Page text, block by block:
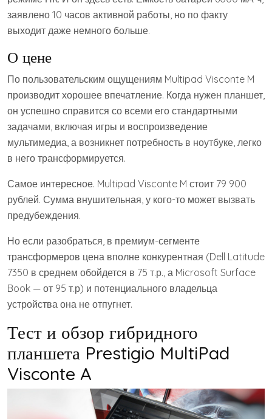
заявлено 10 часов активной работы, но по факту
выходит даже немного больше.
О цене
По пользовательским ощущениям Multipad Visconte M
производит хорошее впечатление. Когда нужен планшет,
он успешно справится со всеми его стандартными
задачами, включая игры и воспроизведение
мультимедиа, а возникнет потребность в ноутбуке, легко
в него трансформируется.
Самое интересное. Multipad Visconte M стоит 79 900
рублей. Сумма внушительная, у кого-то может вызвать
предубеждения.
Но если разобраться, в премиум-сегменте
трансформеров цена вполне конкурентная (Dell Latitude
7350 в среднем обойдется в 75 т.р., а Microsoft Surface
Book — от 95 т.р) и потенциального владельца
устройства она не отпугнет.
Тест и обзор гибридного
планшета Prestigio MultiPad
Visconte A